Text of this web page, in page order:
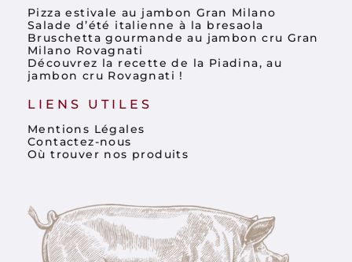
Pizza estivale au jambon Gran Milano
Salade d’été italienne à la bresaola
Bruschetta gourmande au jambon cru Gran
Milano Rovagnati
Découvrez la recette de la Piadina, au
jambon cru Rovagnati !
LIENS UTILES
Mentions Légales
Contactez-nous
Où trouver nos produits